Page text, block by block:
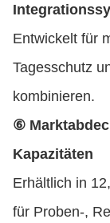
Entwickelt für
Tagesschutz
kombinieren.
⑥
Kapazitäten
Erhältlich in
für Proben-,